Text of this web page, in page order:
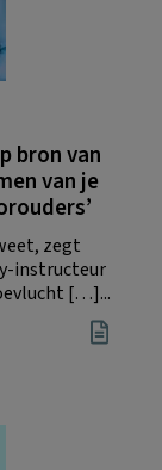
bron van
van je
zegt
instructeur
[…]...